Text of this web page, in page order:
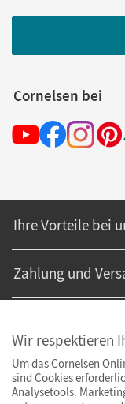
Cornelsen bei
Ihre Vorteile bei
Zahlung und
Wir respektieren
Um das Cornelsen
sind Cookies
Analysetools.